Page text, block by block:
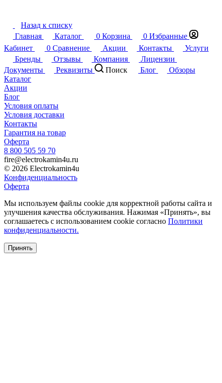
Назад к списку
Главная
Каталог 0 Корзина 0 Избранные
Кабинет
0 Сравнение Акции Контакты
Услуги
Бренды
Отзывы Компания
Лицензии
Документы
Реквизиты Поиск Блог
Обзоры
Каталог
Акции
Блог
Условия оплаты
Условия доставки
Контакты
Гарантия на товар
Оферта
8 800 505 59 70
fire@electrokamin4u.ru
© 2026 Electrokamin4u
Конфиденциальность
Оферта
Мы используем файлы cookie для корректной работы сайта и
улучшения качества обслуживания. Нажимая «Принять», вы
соглашаетесь с использованием cookie согласно Политики
конфиденциальности.
Принять